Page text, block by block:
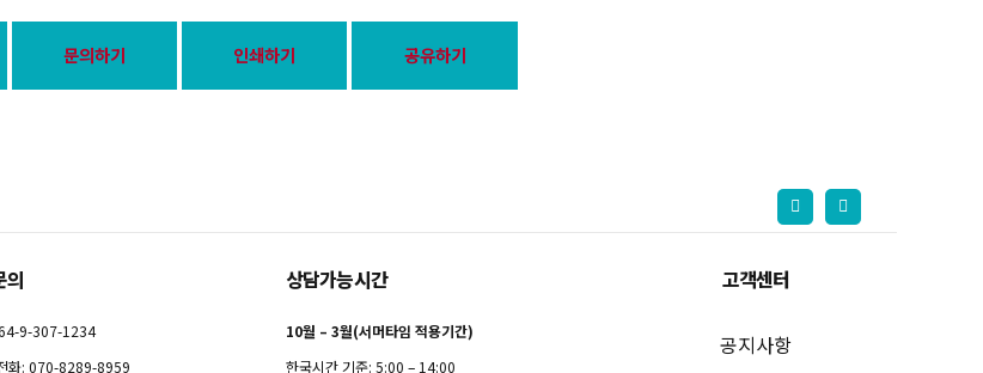
문의하기 인쇄하기 공유하기
의
9-307-1234
화: 070-8289-8959
상담가능시간
10월 – 3월(서머타임 적용기간)
한국시간 기준: 5:00 – 14:00
고객센터
공지사항